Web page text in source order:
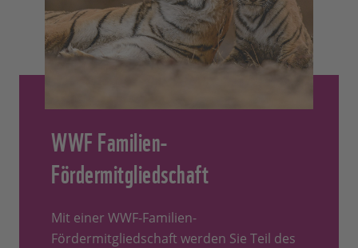
WWF Familien-
Fördermitgliedschaft
Mit einer WWF-Familien-
Fördermitgliedschaft werden Sie Teil des